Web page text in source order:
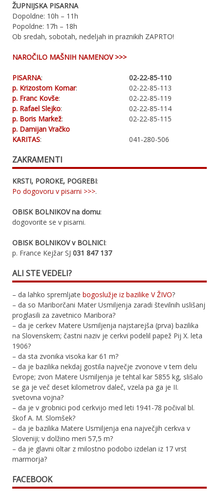
ŽUPNIJSKA PISARNA
Dopoldne: 10h – 11h
Popoldne: 17h – 18h
Ob sredah, sobotah, nedeljah in praznikih ZAPRTO!
NAROČILO MAŠNIH NAMENOV >>>
PISARNA:
02-22-85-110
p. Krizostom Komar:
02-22-85-113
p. Franc Kovše:
02-22-85-119
p. Rafael Slejko:
02-22-85-114
p. Boris Markež:
02-22-85-115
p. Damijan Vračko
KARITAS: 041-280-506
ZAKRAMENTI
KRSTI, POROKE, POGREBI:
Po dogovoru v pisarni >>>.
OBISK BOLNIKOV na domu:
dogovorite se v pisarni.
OBISK BOLNIKOV v BOLNICI:
p. France Kejžar SJ 031 847 137
ALI STE VEDELI?
– da lahko spremljate bogoslužje iz bazilike V ŽIVO?
– da so Mariborčani Mater Usmiljenja zaradi številnih uslišanj
proglasili za zavetnico Maribora?
– da je cerkev Matere Usmiljenja najstarejša (prva) bazilika
na Slovenskem; častni naziv je cerkvi podelil papež Pij X. leta
1906?
– da sta zvonika visoka kar 61 m?
– da je bazilika nekdaj gostila največje zvonove v tem delu
Evrope; zvon Matere Usmiljenja je tehtal kar 5855 kg, slišalo
se ga je več deset kilometrov daleč, vzela pa ga je II.
svetovna vojna?
– da je v grobnici pod cerkvijo med leti 1941-78 počival bl.
škof A. M. Slomšek?
– da je bazilika Matere Usmiljenja ena največjih cerkva v
Sloveniji; v dolžino meri 57,5 m?
– da je glavni oltar z milostno podobo izdelan iz 17 vrst
marmorja?
FACEBOOK